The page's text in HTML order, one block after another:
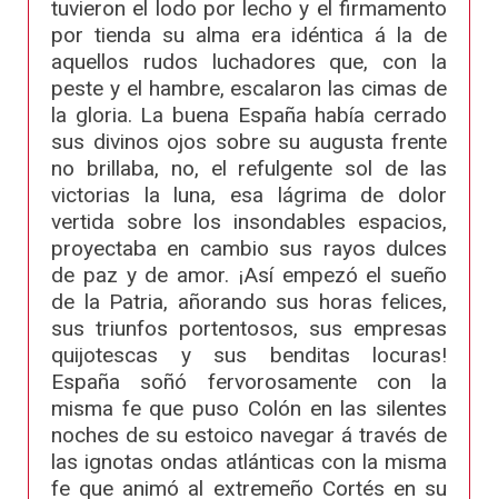
tuvieron el lodo por lecho y el firmamento
por tienda su alma era idéntica á la de
aquellos rudos luchadores que, con la
peste y el hambre, escalaron las cimas de
la gloria. La buena España había cerrado
sus divinos ojos sobre su augusta frente
no brillaba, no, el refulgente sol de las
victorias la luna, esa lágrima de dolor
vertida sobre los insondables espacios,
proyectaba en cambio sus rayos dulces
de paz y de amor. ¡Así empezó el sueño
de la Patria, añorando sus horas felices,
sus triunfos portentosos, sus empresas
quijotescas y sus benditas locuras!
España soñó fervorosamente con la
misma fe que puso Colón en las silentes
noches de su estoico navegar á través de
las ignotas ondas atlánticas con la misma
fe que animó al extremeño Cortés en su